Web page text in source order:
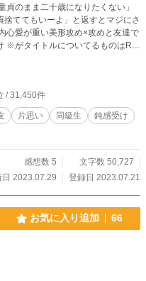
のまま二十歳になりたくない」
ててもいーよ」と返すとマジにさ
/ 31,450件
片思い 同級生
鈍感受け
感想数 5
文字数 50,727
日 2023.07.29
登録日 2023.07.21
お気に入り追加 66